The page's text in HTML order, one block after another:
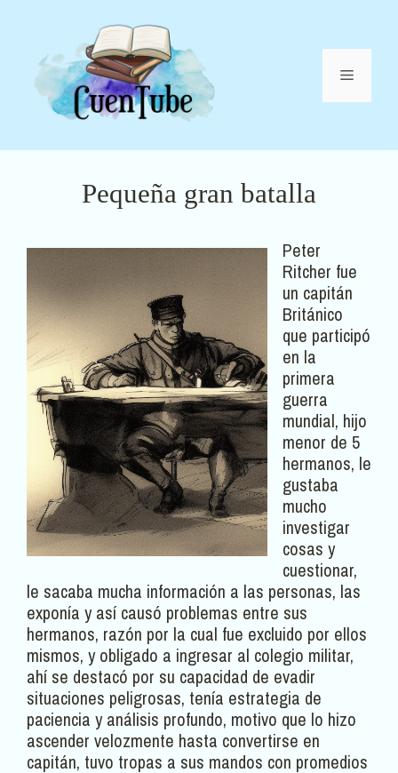
contenido
Menú
Pequeña gran batalla
Peter
Ritcher fue
un capitán
Británico
que participó
en la
primera
guerra
mundial, hijo
menor de 5
hermanos, le
gustaba
mucho
investigar
cosas y
cuestionar,
le sacaba mucha información a las personas, las
exponía y así causó problemas entre sus
hermanos, razón por la cual fue excluido por ellos
mismos, y obligado a ingresar al colegio militar,
ahí se destacó por su capacidad de evadir
situaciones peligrosas, tenía estrategia de
paciencia y análisis profundo, motivo que lo hizo
ascender velozmente hasta convertirse en
capitán, tuvo tropas a sus mandos con promedios